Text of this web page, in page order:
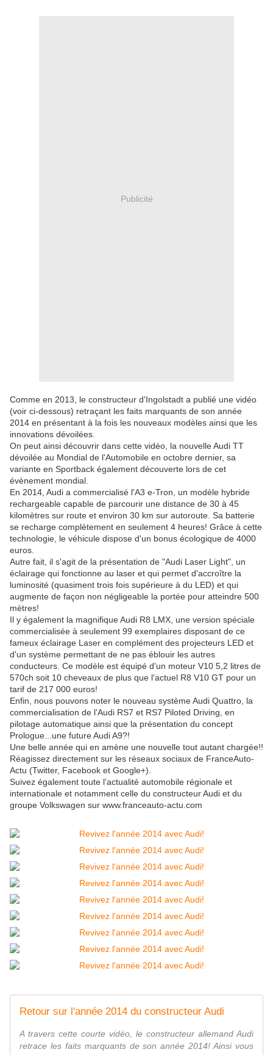
Publicité
Comme en 2013, le constructeur d'Ingolstadt a publié une vidéo
(voir ci-dessous) retraçant les faits marquants de son année
2014 en présentant à la fois les nouveaux modèles ainsi que les
innovations dévoilées.
On peut ainsi découvrir dans cette vidéo, la nouvelle Audi TT
dévoilée au Mondial de l'Automobile en octobre dernier, sa
variante en Sportback également découverte lors de cet
évènement mondial.
En 2014, Audi a commercialisé l'A3 e-Tron, un modèle hybride
rechargeable capable de parcourir une distance de 30 à 45
kilomètres sur route et environ 30 km sur autoroute. Sa batterie
se recharge complètement en seulement 4 heures! Grâce à cette
technologie, le véhicule dispose d'un bonus écologique de 4000
euros.
Autre fait, il s'agit de la présentation de "Audi Laser Light", un
éclairage qui fonctionne au laser et qui permet d'accroître la
luminosité (quasiment trois fois supérieure à du LED) et qui
augmente de façon non négligeable la portée pour atteindre 500
mètres!
Il y également la magnifique Audi R8 LMX, une version spéciale
commercialisée à seulement 99 exemplaires disposant de ce
fameux éclairage Laser en complément des projecteurs LED et
d'un système permettant de ne pas éblouir les autres
conducteurs. Ce modèle est équipé d'un moteur V10 5,2 litres de
570ch soit 10 cheveaux de plus que l'actuel R8 V10 GT pour un
tarif de 217 000 euros!
Enfin, nous pouvons noter le nouveau système Audi Quattro, la
commercialisation de l'Audi RS7 et RS7 Piloted Driving, en
pilotage automatique ainsi que la présentation du concept
Prologue...une future Audi A9?!
Une belle année qui en amène une nouvelle tout autant chargée!!
Réagissez directement sur les réseaux sociaux de FranceAuto-
Actu (Twitter, Facebook et Google+).
Suivez également toute l’actualité automobile régionale et
internationale et notamment celle du constructeur Audi et du
groupe Volkswagen sur www.franceauto-actu.com
Retour sur l'année 2014 du constructeur Audi
A travers cette courte vidéo, le constructeur allemand Audi
retrace les faits marquants de son année 2014! Ainsi vous